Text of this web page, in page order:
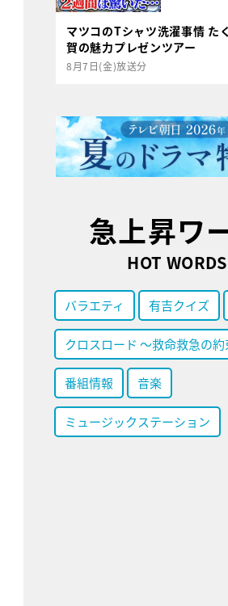
マツコのTシャツ洗濯事情 た
賀の魅力プレゼンツアー
8月7日(金)放送分
急上昇ワ
HOT WORDS
バラエティ 有吉クイズ
クロスロード ～救命救急の
番組情報 音楽
ミュージックステーション